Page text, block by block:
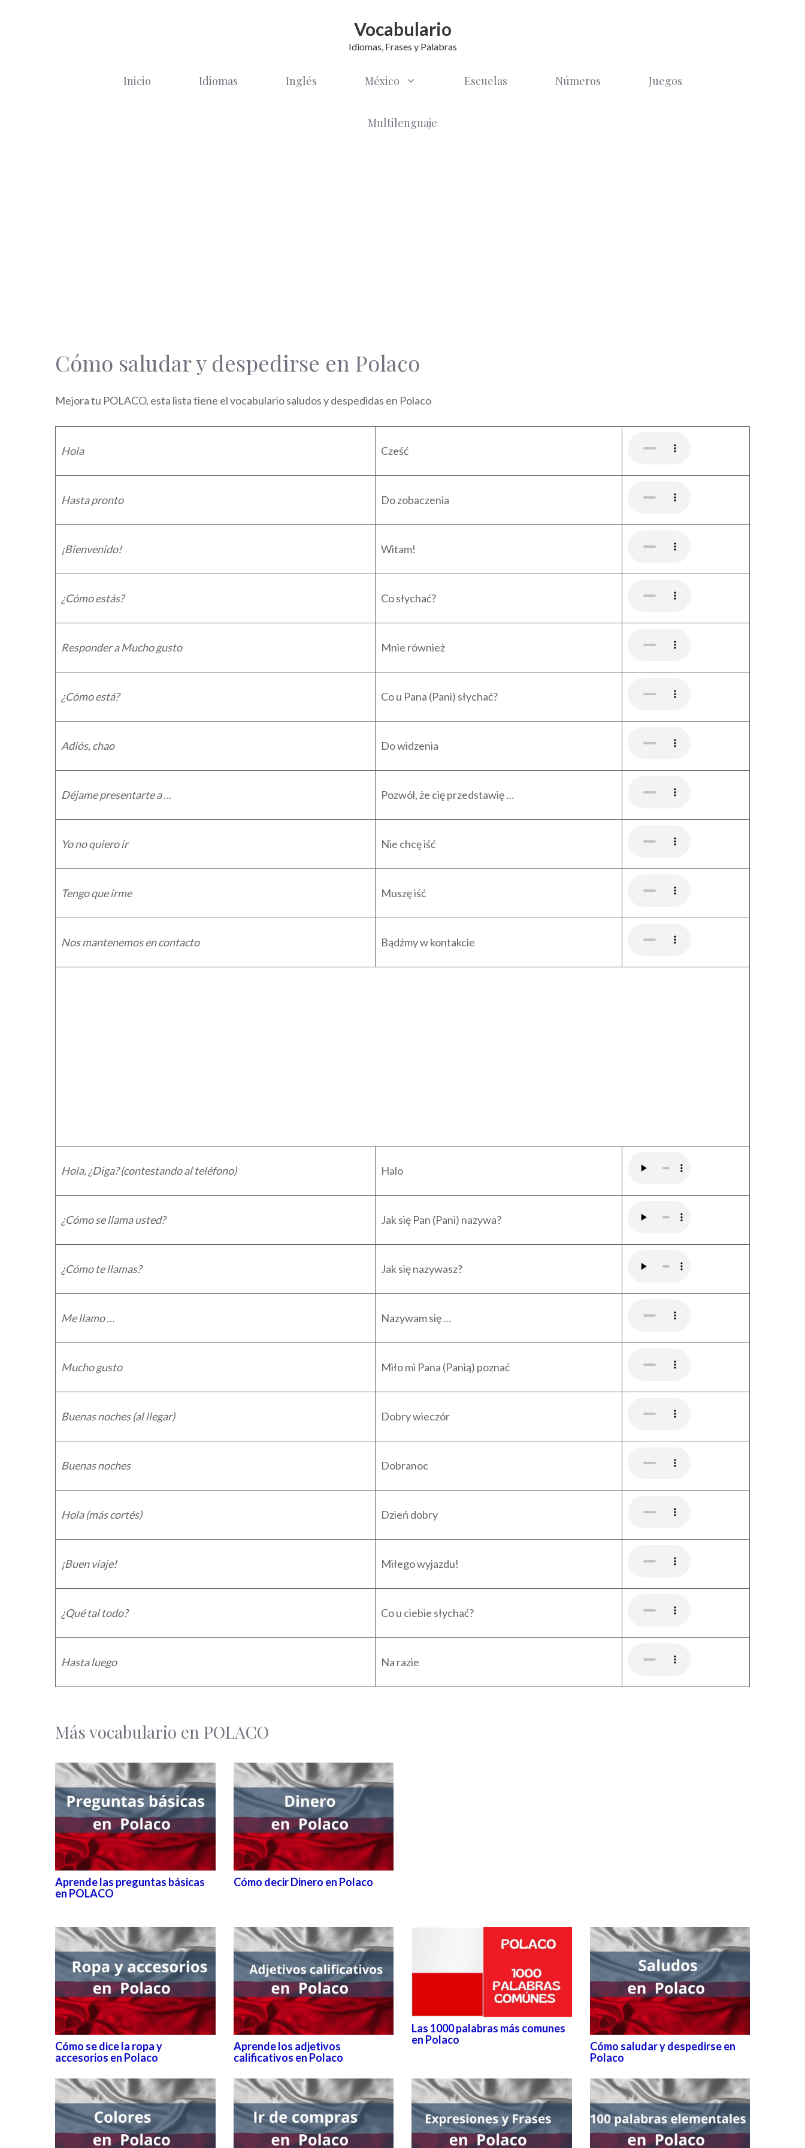
Vocabulario
Idiomas, Frases y Palabras
Inicio Idiomas Inglés México Escuelas Números Juegos
Multilenguaje
Cómo saludar y despedirse en Polaco
Mejora tu POLACO, esta lista tiene el vocabulario saludos y despedidas en Polaco
Hola Cześć
Hasta pronto Do zobaczenia
¡Bienvenido! Witam!
¿Cómo estás? Co słychać?
Responder a Mucho gusto Mnie również
¿Cómo está? Co u Pana (Pani) słychać?
Adiós, chao Do widzenia
Déjame presentarte a … Pozwól, że cię przedstawię …
Yo no quiero ir Nie chcę iść
Tengo que irme Muszę iść
Nos mantenemos en contacto Bądźmy w kontakcie
Hola, ¿Diga? (contestando al teléfono) Halo
¿Cómo se llama usted? Jak się Pan (Pani) nazywa?
¿Cómo te llamas? Jak się nazywasz?
Me llamo … Nazywam się …
Mucho gusto Miło mi Pana (Panią) poznać
Buenas noches (al llegar) Dobry wieczór
Buenas noches Dobranoc
Hola (más cortés) Dzień dobry
¡Buen viaje! Miłego wyjazdu!
¿Qué tal todo? Co u ciebie słychać?
Hasta luego Na razie
Más vocabulario en POLACO
Aprende las preguntas básicas
en POLACO
Cómo decir Dinero en Polaco
Cómo se dice la ropa y
accesorios en Polaco
Aprende los adjetivos
calificativos en Polaco
Las 1000 palabras más comunes
en Polaco
Cómo saludar y despedirse en
Polaco